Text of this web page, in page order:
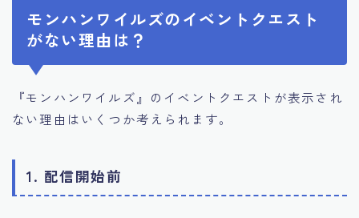
モンハンワイルズのイベントクエスト
がない理由は？
『モンハンワイルズ』のイベントクエストが表示され
ない理由はいくつか考えられます。
1. 配信開始前